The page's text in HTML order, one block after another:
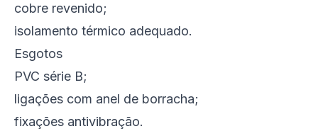
cobre revenido;
isolamento térmico adequado.
Esgotos
PVC série B;
ligações com anel de borracha;
fixações antivibração.